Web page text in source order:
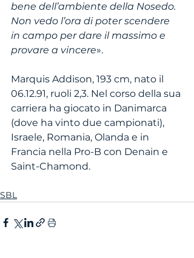
bene dell’ambiente della Nosedo.
Non vedo l’ora di poter scendere
in campo per dare il massimo e
provare a vincere».
Marquis Addison, 193 cm, nato il
06.12.91, ruoli 2,3. Nel corso della sua
carriera ha giocato in Danimarca
(dove ha vinto due campionati),
Israele, Romania, Olanda e in
Francia nella Pro-B con Denain e
Saint-Chamond.
SBL